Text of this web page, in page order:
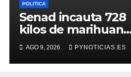
POLITICA
Senad incauta 728
kilos de marihuana
en Canindeyú
AGO 9, 2026 PYNOTICIAS.ES